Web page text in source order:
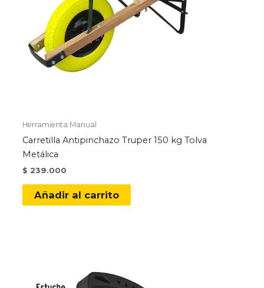
Herramienta Manual
Carretilla Antipinchazo Truper 150 kg Tolva
Metálica
$ 239.000
Añadir al carrito